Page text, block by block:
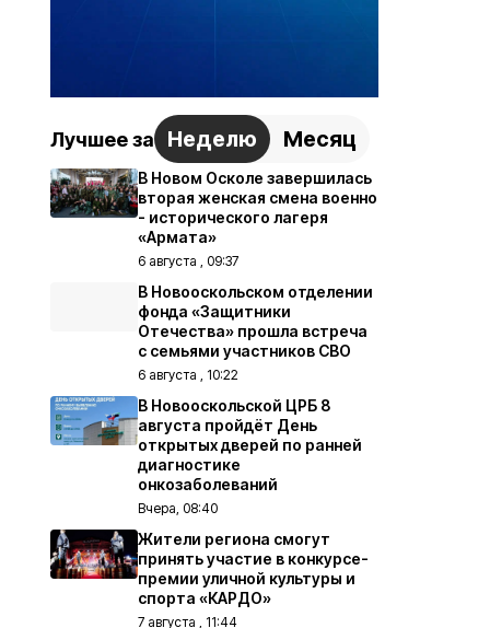
Лучшее за Неделю Месяц
В Новом Осколе завершилась
вторая женская смена военно
- исторического лагеря
«Армата»
6 августа , 09:37
В Новооскольском отделении
фонда «Защитники
Отечества» прошла встреча
с семьями участников СВО
6 августа , 10:22
В Новооскольской ЦРБ 8
августа пройдёт День
открытых дверей по ранней
диагностике
онкозаболеваний
Вчера, 08:40
Жители региона смогут
принять участие в конкурсе-
премии уличной культуры и
спорта «КАРДО»
7 августа , 11:44